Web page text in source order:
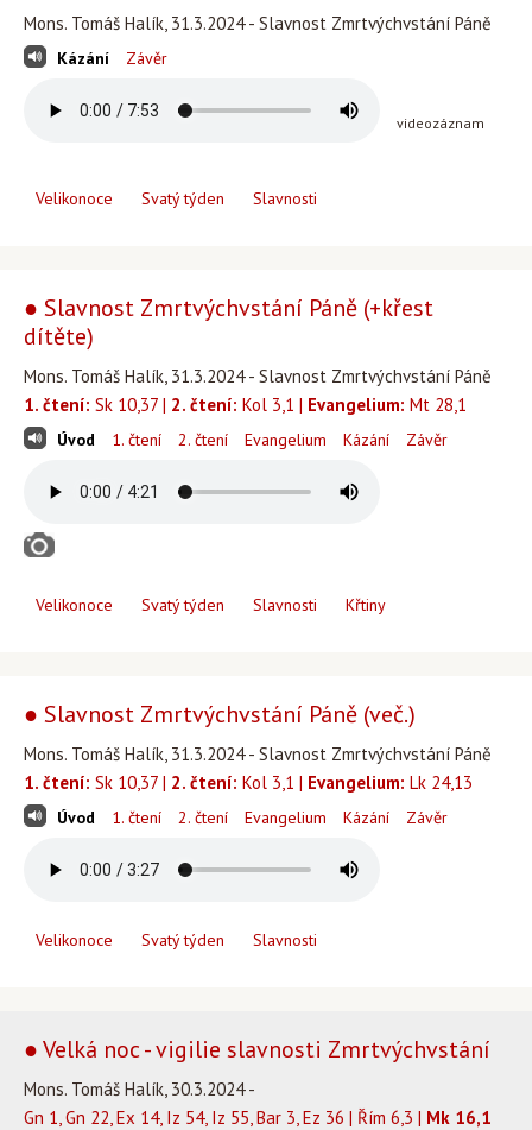
Mons. Tomáš Halík, 31.3.2024 - Slavnost Zmrtvýchvstání Páně
Kázání Závěr
videozáznam
Velikonoce Svatý týden Slavnosti
● Slavnost Zmrtvýchvstání Páně (+křest
dítěte)
Mons. Tomáš Halík, 31.3.2024 - Slavnost Zmrtvýchvstání Páně
1. čtení: Sk 10,37 | 2. čtení: Kol 3,1 | Evangelium: Mt 28,1
Úvod 1. čtení 2. čtení Evangelium Kázání Závěr
Velikonoce Svatý týden Slavnosti Křtiny
● Slavnost Zmrtvýchvstání Páně (več.)
Mons. Tomáš Halík, 31.3.2024 - Slavnost Zmrtvýchvstání Páně
1. čtení: Sk 10,37 | 2. čtení: Kol 3,1 | Evangelium: Lk 24,13
Úvod 1. čtení 2. čtení Evangelium Kázání Závěr
Velikonoce Svatý týden Slavnosti
● Velká noc - vigilie slavnosti Zmrtvýchvstání
Mons. Tomáš Halík, 30.3.2024 -
Gn 1, Gn 22, Ex 14, Iz 54, Iz 55, Bar 3, Ez 36 | Řím 6,3 | Mk 16,1